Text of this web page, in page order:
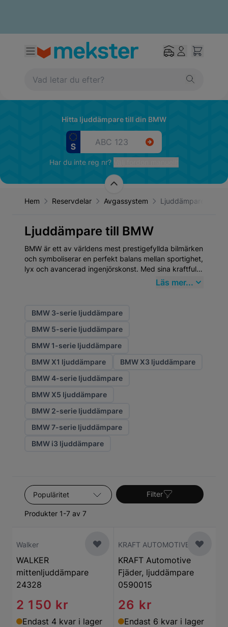
Hitta ljuddämpare till din BMW
Har du inte reg nr?
Hem Reservdelar Avgassystem Ljuddämpare
Ljuddämpare till BMW
BMW är ett av världens mest prestigefyllda bilmärken
och symboliserar en perfekt balans mellan sportighet,
lyx och avancerad ingenjörskonst. Med sina kraftfulla
motorer, precisa köregenskaper och exklusiva
bibehålla bilens prestanda och kvalitet är högklassiga
Ljuddämpare från Mekster.se ett smart val.
Läs mer...
BMW 3-serie ljuddämpare
BMW 5-serie ljuddämpare
BMW 1-serie ljuddämpare
BMW X1 ljuddämpare
BMW X3 ljuddämpare
BMW 4-serie ljuddämpare
BMW X5 ljuddämpare
BMW 2-serie ljuddämpare
BMW 7-serie ljuddämpare
BMW i3 ljuddämpare
Sortera efter
Produkter 1-7 av 7
Filter
Walker
WALKER
mittenljuddämpare
24328
2 150 kr
Endast 4 kvar i lager
KRAFT AUTOMOTIVE
KRAFT Automotive
Fjäder, ljuddämpare
0590015
26 kr
Endast 6 kvar i lager